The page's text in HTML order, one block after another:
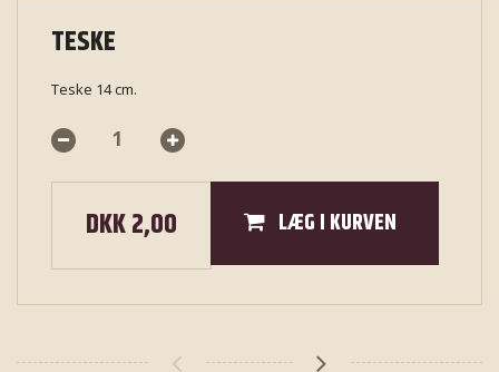
TESKE
Teske 14 cm.
DKK 2,00 LÆG I KURVEN